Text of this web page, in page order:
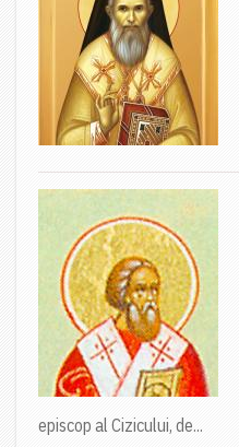
episcop al Cizicului, de...